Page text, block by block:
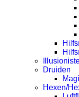
Druiden
Hexen/